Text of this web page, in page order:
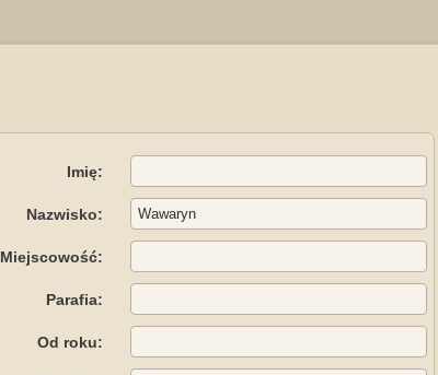
Imię:
Nazwisko:
Miejscowość:
Parafia:
Od roku: